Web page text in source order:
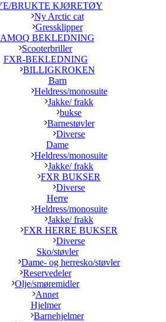
BRUKTE KJØRETØY
Ny Arctic cat
Gressklipper
AMOQ BEKLEDNING
Scooterbriller
FXR-BEKLEDNING
BILLIGKROKEN
Barn
Heldress/monosuite
Jakke/ frakk
bukse
Barnestøvler
Diverse
Dame
Heldress/monosuite
Jakke/ frakk
FXR BUKSER
Diverse
Herre
Heldress/monosuite
Jakke/ frakk
FXR HERRE BUKSER
Diverse
Sko/støvler
Dame- og herresko/støvler
Reservedeler
Olje/smøremidler
Annet
Hjelmer
Barnehjelmer